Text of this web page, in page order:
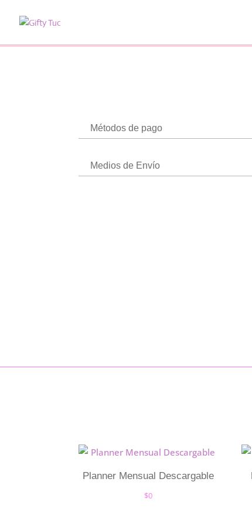
Métodos de pago
Medios de Envío
Planner Mensual Descargable
$0